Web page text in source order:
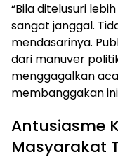
“Bila ditelusuri
sangat janggal.
mendasarinya.
dari manuver
menggagalkan
membanggakan
Antusiasme
Masyarakat